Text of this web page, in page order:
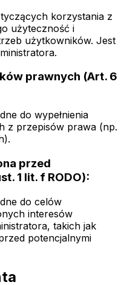
korzystania z
użyteczność i
użytkowników. Jest
prawnych (Art. 6
do wypełnienia
z przepisów prawa (np.
przed
1 lit. f RODO):
do celów
interesów
takich jak
potencjalnymi